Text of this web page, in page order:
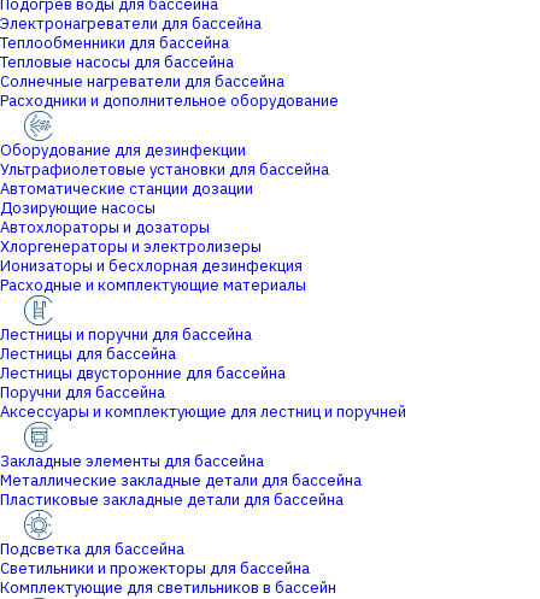
Подогрев воды для бассейна
Электронагреватели для бассейна
Теплообменники для бассейна
Тепловые насосы для бассейна
Солнечные нагреватели для бассейна
Расходники и дополнительное оборудование
Оборудование для дезинфекции
Ультрафиолетовые установки для бассейна
Автоматические станции дозации
Дозирующие насосы
Автохлораторы и дозаторы
Хлоргенераторы и электролизеры
Ионизаторы и бесхлорная дезинфекция
Расходные и комплектующие материалы
Лестницы и поручни для бассейна
Лестницы для бассейна
Лестницы двусторонние для бассейна
Поручни для бассейна
Аксессуары и комплектующие для лестниц и поручней
Закладные элементы для бассейна
Металлические закладные детали для бассейна
Пластиковые закладные детали для бассейна
Подсветка для бассейна
Светильники и прожекторы для бассейна
Комплектующие для светильников в бассейн